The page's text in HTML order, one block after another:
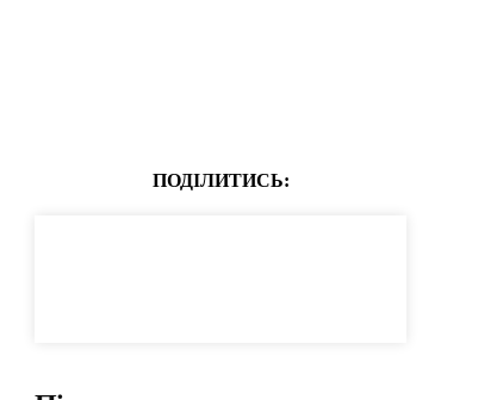
ПОДІЛИТИСЬ: